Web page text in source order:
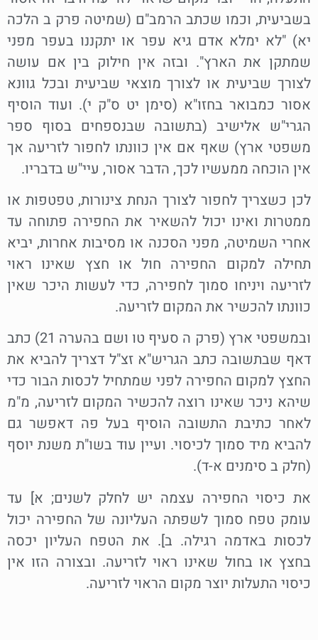
בשביעית, וכמו שכתב הרמב"ם (שמיטה פרק ב הלכה
יא) "לא ימלא אדם גיא עפר או יתקננו בעפר מפני
שמתקן את הארץ". ובזה אין חילוק בין אם עושה
לצורך שביעית או לצורך מוצאי שביעית ובכל גוונא
אסור כמבואר בחזו"א (סימן יט ס"ק י). ועוד הוסיף
הגרי"ש אלישיב (בתשובה שבנספחים בסוף ספר
משפטי ארץ) שאף אם אין כוונתו לחפור לזריעה אך
אין הוכחה ממעשיו לכך, הדבר אסור, עיי"ש בדבריו.
לכן כשצריך לחפור לצורך הנחת צינורות, טפטפות או
ממטרות ואינו יכול להשאיר את החפירה פתוחה עד
אחרי השמיטה, מפני הסכנה או מסיבות אחרות, יביא
תחילה למקום החפירה חול או חצץ שאינו ראוי
לזריעה ויניחו סמוך לחפירה, כדי לעשות היכר שאין
כוונתו להכשיר את המקום לזריעה.
ובמשפטי ארץ (פרק ה סעיף טו ושם בהערה 21) כתב
דאף שבתשובה כתב הגריש"א זצ"ל דצריך להביא את
החצץ למקום החפירה לפני שמתחיל לכסות הבור כדי
שיהא ניכר שאינו רוצה להכשיר המקום לזריעה, מ"מ
לאחר כתיבת התשובה הוסיף בעל פה דאפשר גם
להביא מיד סמוך לכיסוי. ועיין עוד בשו"ת משנת יוסף
(חלק ב סימנים א-ד).
את כיסוי החפירה עצמה יש לחלק לשנים; א] עד
עומק טפח סמוך לשפתה העליונה של החפירה יכול
לכסות באדמה רגילה. ב]. את הטפח העליון יכסה
בחצץ או בחול שאינו ראוי לזריעה. ובצורה הזו אין
כיסוי התעלות יוצר מקום הראוי לזריעה.